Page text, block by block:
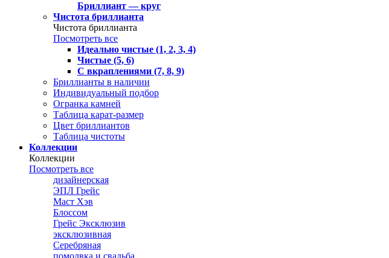
Бриллиант — круг
Чистота бриллианта
Чистота бриллианта
Посмотреть все
Идеально чистые (1, 2, 3, 4)
Чистые (5, 6)
С вкраплениями (7, 8, 9)
Бриллианты в наличии
Индивидуальный подбор
Огранка камней
Таблица карат-размер
Цвет бриллиантов
Таблица чистоты
Коллекции
Коллекции
Посмотреть все
дизайнерская
ЭПЛ Грейс
Маст Хэв
Блоссом
Грейс Эксклюзив
эксклюзивная
Серебряная
помолвка и свадьба